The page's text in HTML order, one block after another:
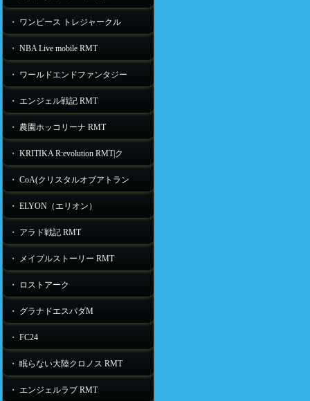
・ ワンピース トレジャークル
・ NBA Live mobile RMT
・ ワールドエンドファンタジー
・ エンジェル戦記 RMT
・ 農園ホッコリーナ RMT
・ KRITIKA R:evolution RMT|ク
・ CoA(クリスタルオブアトラン
・ ELYON（エリオン）
・ アラド戦記 RMT
・ メイプルストーリー RMT
・ ロストアーク
・ グラナドエスパダM
・ FC24
・ 眠らない大陸クロノス RMT
・ エンジェルラブ RMT